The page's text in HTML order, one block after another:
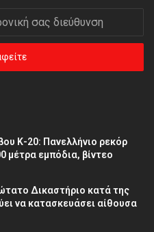
Κ-20: Πανελλήνιο ρεκόρ
μέτρα εμπόδια, βίντεο
Δικαστήριο κατά της
να κατασκευάσει αίθουσα